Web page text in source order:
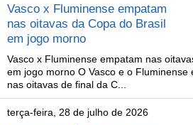
Vasco x Fluminense empatam
nas oitavas da Copa do Brasil
em jogo morno
Vasco x Fluminense empatam nas
em jogo morno O Vasco e o Fluminense
nas oitavas de final da C...
terça-feira, 28 de julho de 2026